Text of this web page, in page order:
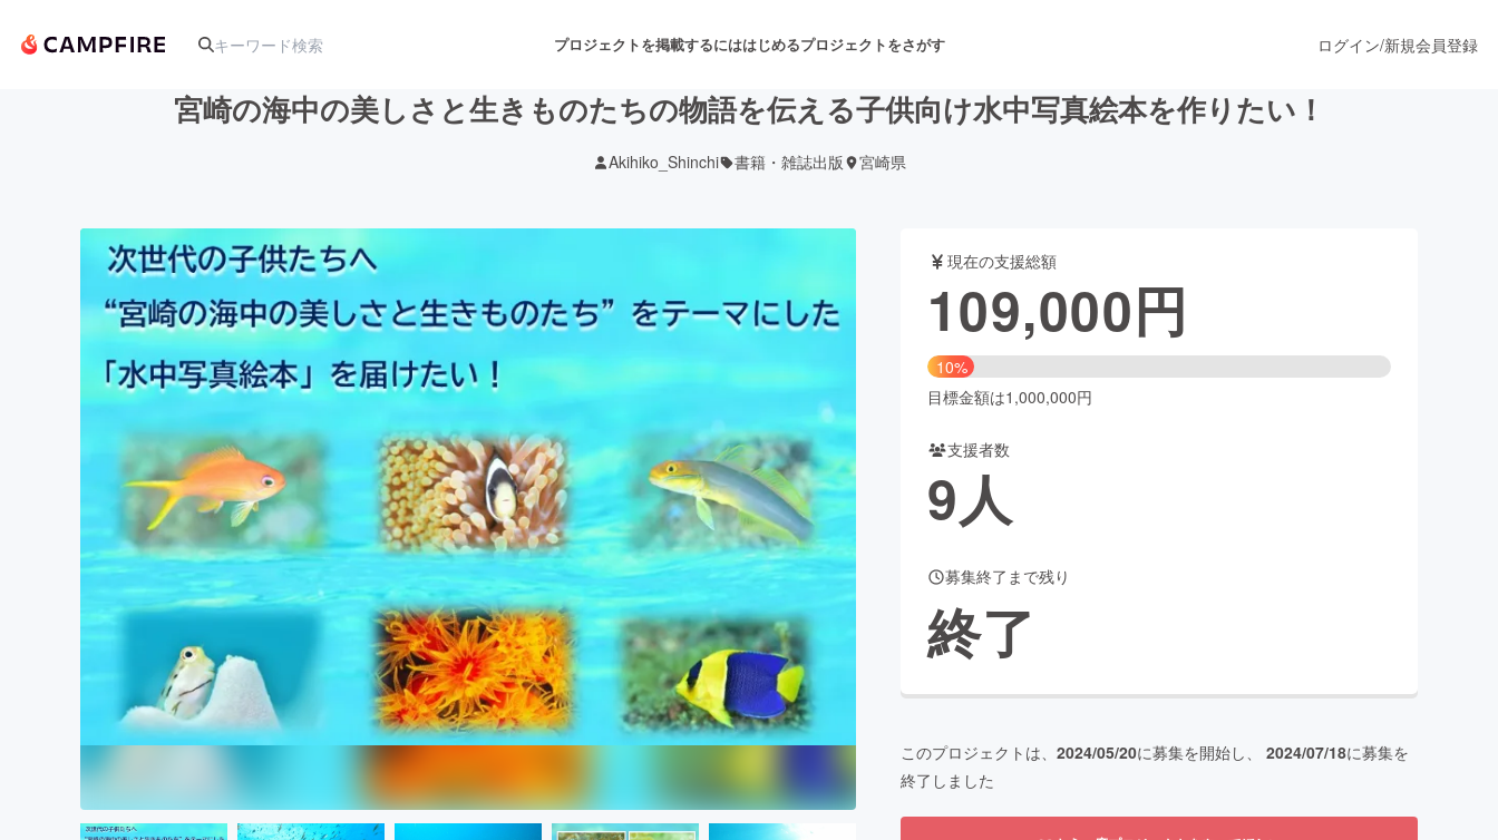
プロジェクトを掲載するにははじめるプロジェクトをさがす
アート・写真 舞台・パフォーマンス
テクノロジー・ガジェット ゲーム・サービス開発 フード・飲食店 ファッション
映像・映画 書籍・雑誌出版 アニメ・漫画
ビジネス・起業 チャレンジ ビューティー・ヘルスケア
まちづくり・地域活性化
CAMPFIREふるさと納税machi-ya
ログイン/新規会員登録
宮崎の海中の美しさと生きものたちの物語を伝える子供向け水中写真絵本を作りたい！
Akihiko_Shinchi 書籍・雑誌出版 宮崎県
現在の支援総額
109,000円
10%
目標金額は1,000,000円
支援者数
9人
募集終了まで残り
終了
このプロジェクトは、 2024/05/20に募集を開始し、 2024/07/18に募集を
終了しました